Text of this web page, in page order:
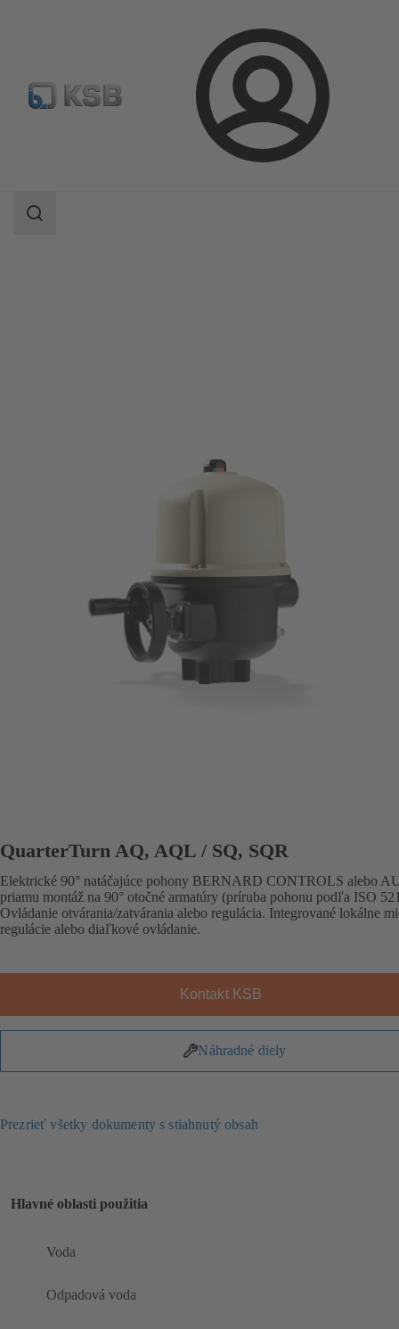
Prihlásenie
Katalóg produktov
QuarterTurn AQ, AQL / SQ, SQR
Oblasť
QuarterTurn AQ, AQL / SQ, SQR
Elektrické 90° natáčajúce pohony BERNARD CONTROLS alebo
priamu montáž na 90° otočné armatúry (príruba pohonu podľa ISO
Ovládanie otvárania/zatvárania alebo regulácia. Integrované lokálne
regulácie alebo diaľkové ovládanie.
Kontakt KSB
Náhradné diely
Prezrieť všetky dokumenty s stiahnutý obsah
Hlavné oblasti použitia
Voda
Odpadová voda